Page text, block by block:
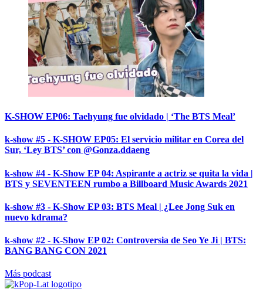
K-SHOW EP06: Taehyung fue olvidado | ‘The BTS Meal’
k-show #5 - K-SHOW EP05: El servicio militar en Corea del
Sur, ‘Ley BTS’ con @Gonza.ddaeng
k-show #4 - K-Show EP 04: Aspirante a actriz se quita la vida |
BTS y SEVENTEEN rumbo a Billboard Music Awards 2021
k-show #3 - K-Show EP 03: BTS Meal | ¿Lee Jong Suk en
nuevo kdrama?
k-show #2 - K-Show EP 02: Controversia de Seo Ye Ji | BTS:
BANG BANG CON 2021
Más podcast